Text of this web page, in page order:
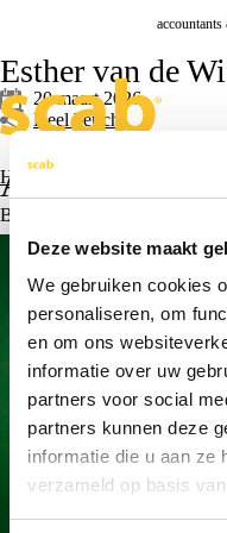
Deze website maakt
We gebruiken cookies
personaliseren, om
en om ons
informatie over uw
partners voor social
partners kunnen deze
informatie die u aan ze
verzameld op basis
Home >
Esther van de
20 maart 2026
Deel bericht
Actueel
Bekijk alle actualiteiten >
Klantverhalen